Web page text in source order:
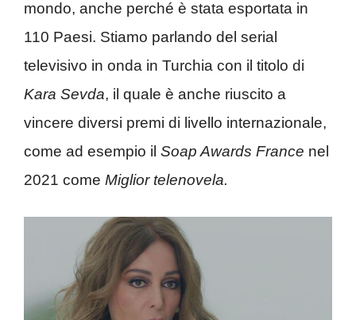
mondo, anche perché è stata esportata in
110 Paesi. Stiamo parlando del serial
televisivo in onda in Turchia con il titolo di
Kara Sevda, il quale è anche riuscito a
vincere diversi premi di livello internazionale,
come ad esempio il Soap Awards France nel
2021 come Miglior telenovela.